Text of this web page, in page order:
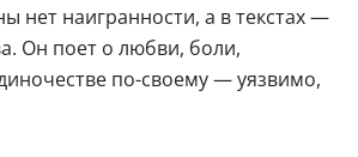
нет наигранности, а в текстах —
Он поет о любви, боли,
по-своему — уязвимо,